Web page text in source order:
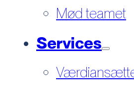
Mød teamet
Services